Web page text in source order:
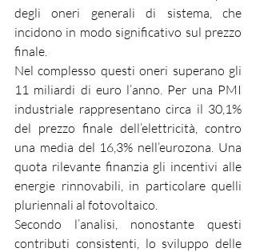
degli oneri generali di sistema, che
incidono in modo significativo sul prezzo
finale.
Nel complesso questi oneri superano gli
11 miliardi di euro l’anno. Per una PMI
industriale rappresentano circa il 30,1%
del prezzo finale dell’elettricità, contro
una media del 16,3% nell’eurozona. Una
quota rilevante finanzia gli incentivi alle
energie rinnovabili, in particolare quelli
pluriennali al fotovoltaico.
Secondo l’analisi, nonostante questi
contributi consistenti, lo sviluppo delle